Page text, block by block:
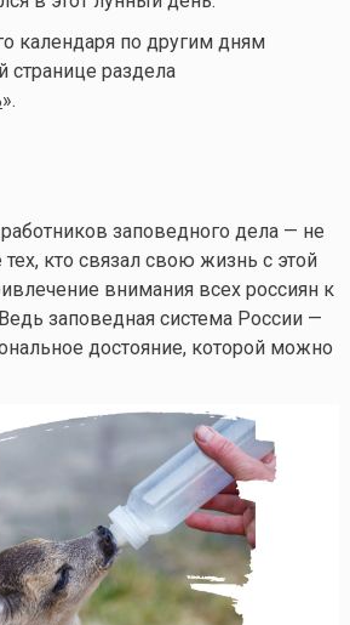
календаря по другим дням
странице раздела
».
заповедного дела — не
кто связал свою жизнь с этой
внимания всех россиян к
заповедная система России —
достояние, которой можно